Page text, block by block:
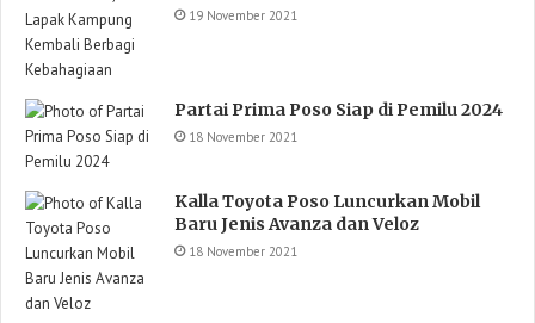
19 November 2021
Partai Prima Poso Siap di Pemilu 2024
18 November 2021
Kalla Toyota Poso Luncurkan Mobil
Baru Jenis Avanza dan Veloz
18 November 2021